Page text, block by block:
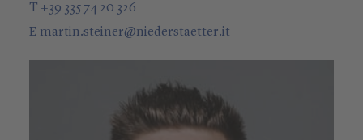
T +39 335 74 20 326
E martin.steiner@niederstaetter.it